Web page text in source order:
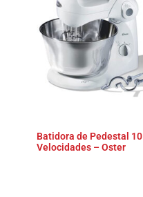
Batidora de Pedestal 10
Velocidades – Oster